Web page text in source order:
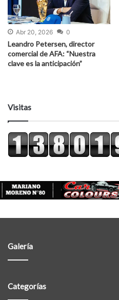
Abr 20, 2026 0
Leandro Petersen, director
comercial de AFA: “Nuestra
clave es la anticipación”
Visitas
Galería
Categorías